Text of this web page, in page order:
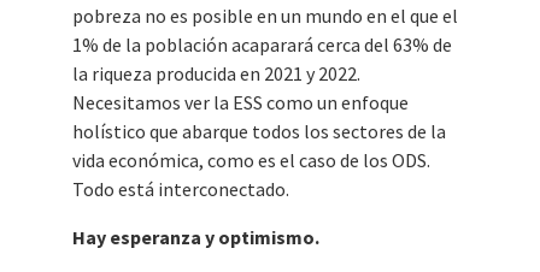
pobreza no es posible en un mundo en el que el
1% de la población acaparará cerca del 63% de
la riqueza producida en 2021 y 2022.
Necesitamos ver la ESS como un enfoque
holístico que abarque todos los sectores de la
vida económica, como es el caso de los ODS.
Todo está interconectado.
Hay esperanza y optimismo.